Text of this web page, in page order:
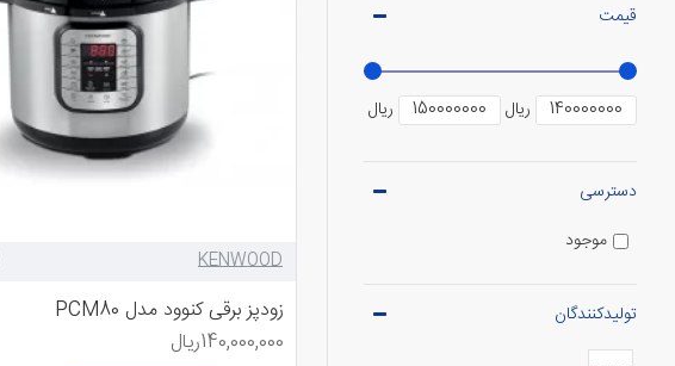
قیمت
ریال ریال
تولیدکنندگان
دسترسی
موجود
KENWOOD
زودپز برقی کنوود مدل PCM80
140,000,000ریال